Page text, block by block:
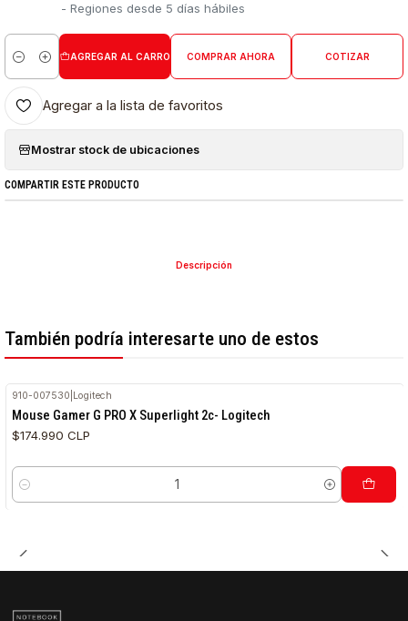
- Regiones desde 5 días hábiles
Cantidad
AGREGAR AL CARRO COMPRAR AHORA COTIZAR
Agregar a la lista de favoritos
Mostrar stock de ubicaciones
COMPARTIR ESTE PRODUCTO
Descripción
También podría interesarte uno de estos
910-007530 Logitech
Mouse Gamer G PRO X Superlight 2c- Logitech
$174.990 CLP
Cantidad